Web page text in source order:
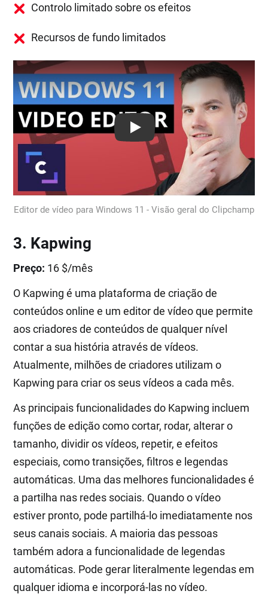
Controlo limitado sobre os efeitos
Recursos de fundo limitados
Play: Keynote (Google I/O '18)
Editor de vídeo para Windows 11 - Visão geral do Clipchamp
3. Kapwing
Preço: 16 $/mês
O Kapwing é uma plataforma de criação de
conteúdos online e um editor de vídeo que permite
aos criadores de conteúdos de qualquer nível
contar a sua história através de vídeos.
Atualmente, milhões de criadores utilizam o
Kapwing para criar os seus vídeos a cada mês.
As principais funcionalidades do Kapwing incluem
funções de edição como cortar, rodar, alterar o
tamanho, dividir os vídeos, repetir, e efeitos
especiais, como transições, filtros e legendas
automáticas. Uma das melhores funcionalidades é
a partilha nas redes sociais. Quando o vídeo
estiver pronto, pode partilhá-lo imediatamente nos
seus canais sociais. A maioria das pessoas
também adora a funcionalidade de legendas
automáticas. Pode gerar literalmente legendas em
qualquer idioma e incorporá-las no vídeo.